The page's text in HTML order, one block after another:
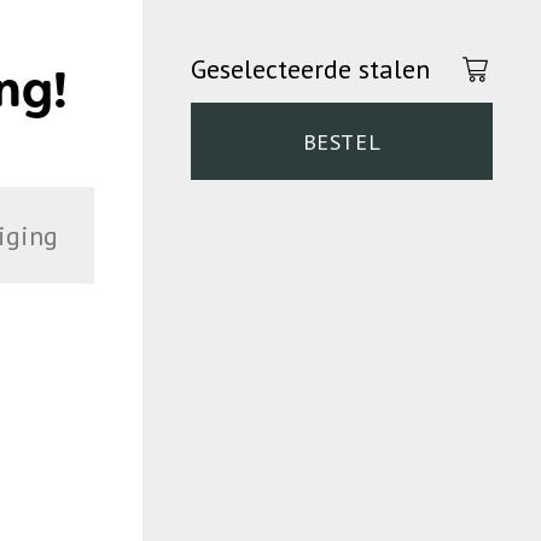
Geselecteerde stalen
BESTEL